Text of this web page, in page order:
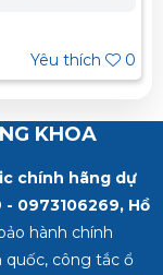
Yêu thích
0
KHOA
chính hãng dự
0973106269, Hồ
hành chính
quốc, công tắc ổ